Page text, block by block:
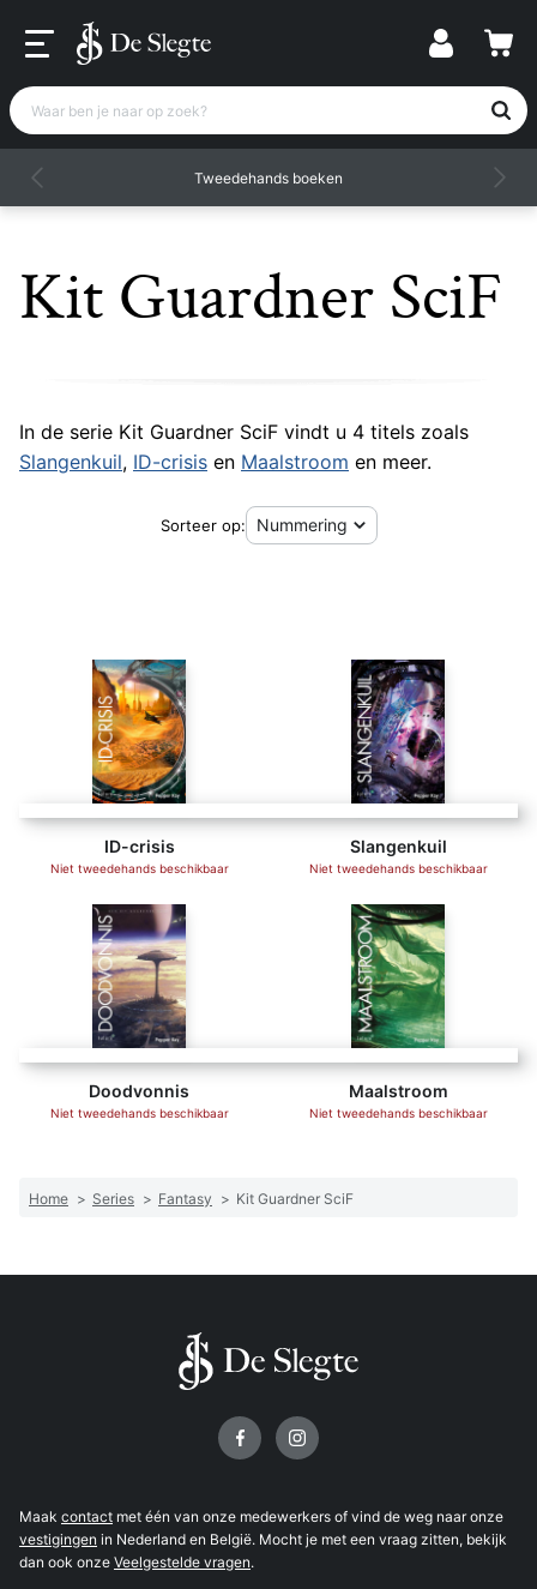
Waar ben je naar op zoek?
Tweedehands boeken
Kit Guardner SciF
In de serie Kit Guardner SciF vindt u 4 titels zoals
Slangenkuil, ID-crisis en Maalstroom en meer.
Sorteer op:
ID-crisis
Niet tweedehands beschikbaar
Slangenkuil
Niet tweedehands beschikbaar
Doodvonnis
Niet tweedehands beschikbaar
Maalstroom
Niet tweedehands beschikbaar
Home > Series > Fantasy > Kit Guardner SciF
Maak contact met één van onze medewerkers of vind de weg naar onze
vestigingen in Nederland en België. Mocht je met een vraag zitten, bekijk
dan ook onze Veelgestelde vragen.